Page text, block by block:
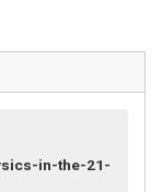
in-the-21-